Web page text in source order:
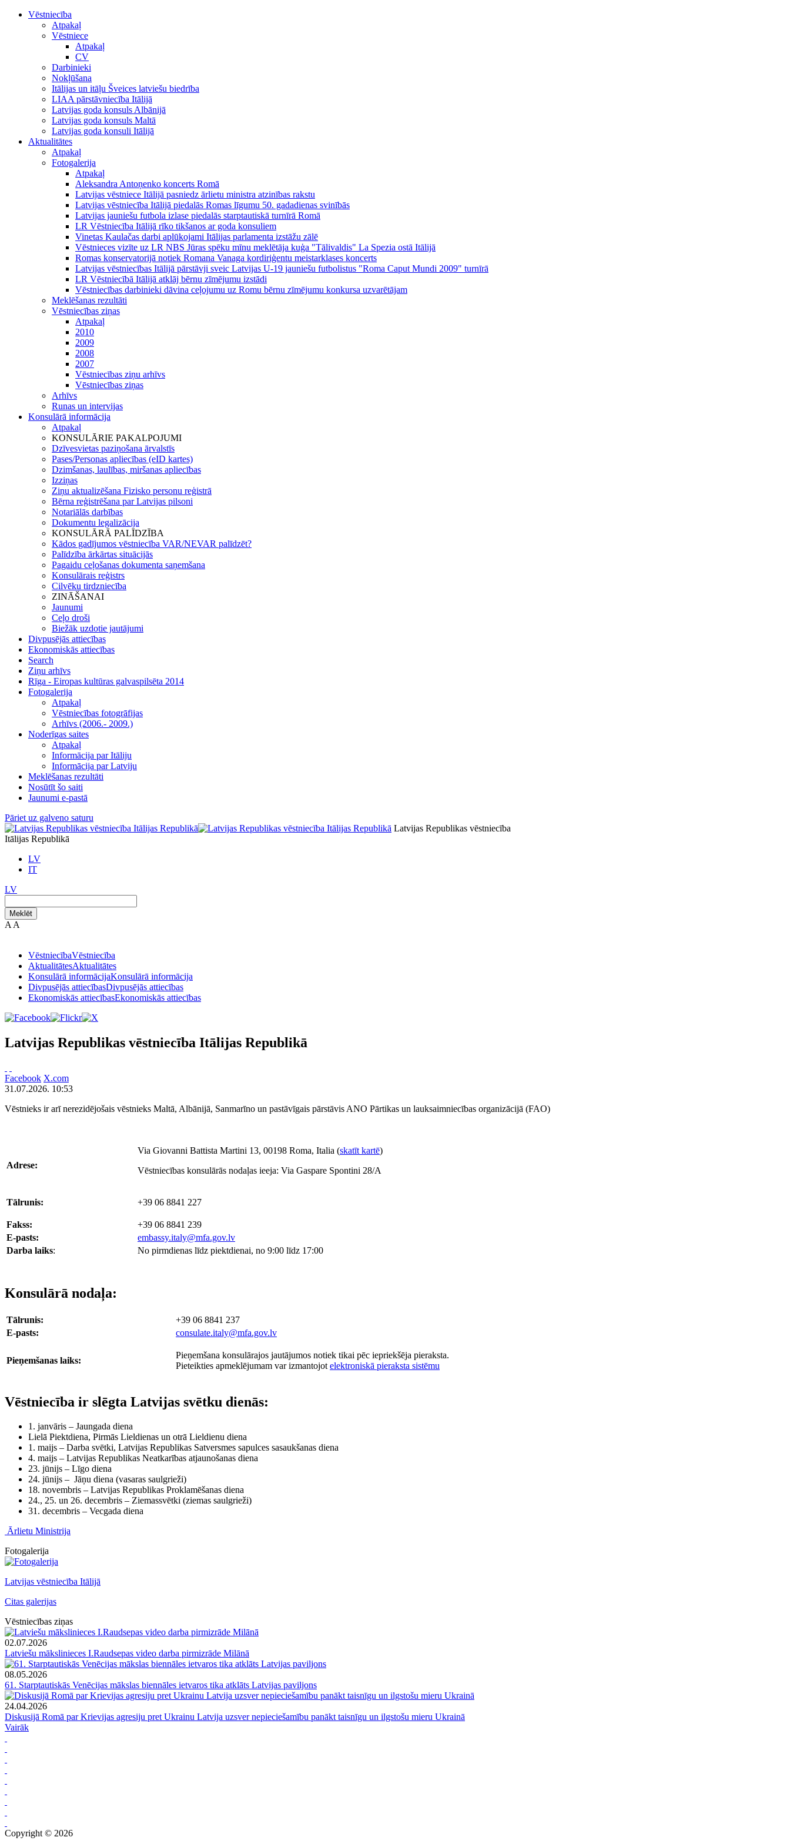
Vēstniecība
Atpakaļ
Vēstniece
Atpakaļ
CV
Darbinieki
Nokļūšana
Itālijas un itāļu Šveices latviešu biedrība
LIAA pārstāvniecība Itālijā
Latvijas goda konsuls Albānijā
Latvijas goda konsuls Maltā
Latvijas goda konsuli Itālijā
Aktualitātes
Atpakaļ
Fotogalerija
Atpakaļ
Aleksandra Antoņenko koncerts Romā
Latvijas vēstniece Itālijā pasniedz ārlietu ministra atzinības rakstu
Latvijas vēstniecība Itālijā piedalās Romas līgumu 50. gadadienas svinībās
Latvijas jauniešu futbola izlase piedalās starptautiskā turnīrā Romā
LR Vēstniecība Itālijā rīko tikšanos ar goda konsuliem
Vinetas Kaulačas darbi aplūkojami Itālijas parlamenta izstāžu zālē
Vēstnieces vizīte uz LR NBS Jūras spēku mīnu meklētāja kuģa "Tālivaldis" La Spezia ostā Itālijā
Romas konservatorijā notiek Romana Vanaga kordiriģentu meistarklases koncerts
Latvijas vēstniecības Itālijā pārstāvji sveic Latvijas U-19 jauniešu futbolistus "Roma Caput Mundi 2009" turnīrā
LR Vēstniecībā Itālijā atklāj bērnu zīmējumu izstādi
Vēstniecības darbinieki dāvina ceļojumu uz Romu bērnu zīmējumu konkursa uzvarētājam
Meklēšanas rezultāti
Vēstniecības ziņas
Atpakaļ
2010
2009
2008
2007
Vēstniecības ziņu arhīvs
Vēstniecības ziņas
Arhīvs
Runas un intervijas
Konsulārā informācija
Atpakaļ
KONSULĀRIE PAKALPOJUMI
Dzīvesvietas paziņošana ārvalstīs
Pases/Personas apliecības (eID kartes)
Dzimšanas, laulības, miršanas apliecības
Izziņas
Ziņu aktualizēšana Fizisko personu reģistrā
Bērna reģistrēšana par Latvijas pilsoni
Notariālās darbības
Dokumentu legalizācija
KONSULĀRĀ PALĪDZĪBA
Kādos gadījumos vēstniecība VAR/NEVAR palīdzēt?
Palīdzība ārkārtas situācijās
Pagaidu ceļošanas dokumenta saņemšana
Konsulārais reģistrs
Cilvēku tirdzniecība
ZINĀŠANAI
Jaunumi
Ceļo droši
Biežāk uzdotie jautājumi
Divpusējās attiecības
Ekonomiskās attiecības
Search
Ziņu arhīvs
Rīga - Eiropas kultūras galvaspilsēta 2014
Fotogalerija
Atpakaļ
Vēstniecības fotogrāfijas
Arhīvs (2006.- 2009.)
Noderīgas saites
Atpakaļ
Informācija par Itāliju
Informācija par Latviju
Meklēšanas rezultāti
Nosūtīt šo saiti
Jaunumi e-pastā
Pāriet uz galveno saturu
Latvijas Republikas vēstniecība
Itālijas Republikā
LV
IT
LV
Meklēt
A A
VēstniecībaVēstniecība
AktualitātesAktualitātes
Konsulārā informācijaKonsulārā informācija
Divpusējās attiecībasDivpusējās attiecības
Ekonomiskās attiecībasEkonomiskās attiecības
Latvijas Republikas vēstniecība Itālijas Republikā
Facebook X.com
31.07.2026. 10:53
Vēstnieks ir arī nerezidējošais vēstnieks Maltā, Albānijā, Sanmarīno un pastāvīgais pārstāvis ANO Pārtikas un lauksaimniecības organizācijā (FAO)
Adrese:
Via Giovanni Battista Martini 13, 00198 Roma, Italia (skatīt kartē)
Vēstniecības konsulārās nodaļas ieeja: Via Gaspare Spontini 28/A
Tālrunis: +39 06 8841 227
Fakss:
+39 06 8841 239
E-pasts:
embassy.italy@mfa.gov.lv
Darba laiks: No pirmdienas līdz piektdienai, no 9:00 līdz 17:00
Konsulārā nodaļa:
Tālrunis:
+39 06 8841 237
E-pasts:
consulate.italy@mfa.gov.lv
Pieņemšanas laiks:
Pieņemšana konsulārajos jautājumos notiek tikai pēc iepriekšēja pieraksta.
Pieteikties apmeklējumam var izmantojot elektroniskā pieraksta sistēmu
Vēstniecība ir slēgta Latvijas svētku dienās:
1. janvāris – Jaungada diena
Lielā Piektdiena, Pirmās Lieldienas un otrā Lieldienu diena
1. maijs – Darba svētki, Latvijas Republikas Satversmes sapulces sasaukšanas diena
4. maijs – Latvijas Republikas Neatkarības atjaunošanas diena
23. jūnijs – Līgo diena
24. jūnijs – Jāņu diena (vasaras saulgrieži)
18. novembris – Latvijas Republikas Proklamēšanas diena
24., 25. un 26. decembris – Ziemassvētki (ziemas saulgrieži)
31. decembris – Vecgada diena
Ārlietu Ministrija
Fotogalerija
Latvijas vēstniecība Itālijā
Citas galerijas
Vēstniecības ziņas
02.07.2026
Latviešu mākslinieces I.Raudsepas video darba pirmizrāde Milānā
08.05.2026
61. Starptautiskās Venēcijas mākslas biennāles ietvaros tika atklāts Latvijas paviljons
24.04.2026
Diskusijā Romā par Krievijas agresiju pret Ukrainu Latvija uzsver nepieciešamību panākt taisnīgu un ilgstošu mieru Ukrainā
Vairāk
Copyright © 2026